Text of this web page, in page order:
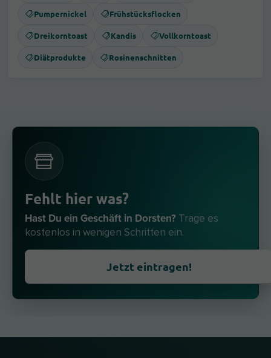
Pumpernickel Frühstücksflocken
Dreikorntoast Kandis Vollkorntoast
Diätprodukte Rosinenschnitten
Fehlt hier was?
Hast Du ein Geschäft in Dorsten? Trage es
kostenlos in wenigen Schritten ein.
Jetzt eintragen!